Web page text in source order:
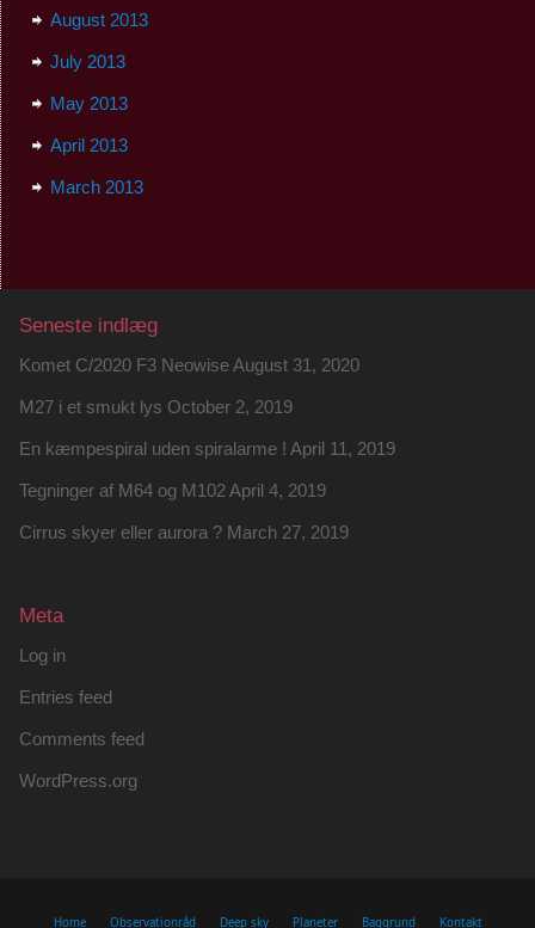
August 2013
July 2013
May 2013
April 2013
March 2013
Seneste indlæg
Komet C/2020 F3 NeowiseAugust 31, 2020
M27 i et smukt lys October 2, 2019
En kæmpespiral uden spiralarme ! April 11, 2019
Tegninger af M64 og M102 April 4, 2019
Cirrus skyer eller aurora ? March 27, 2019
Meta
Log in
Entries feed
Comments feed
WordPress.org
Home Observationråd Deep sky Planeter Baggrund Kontakt